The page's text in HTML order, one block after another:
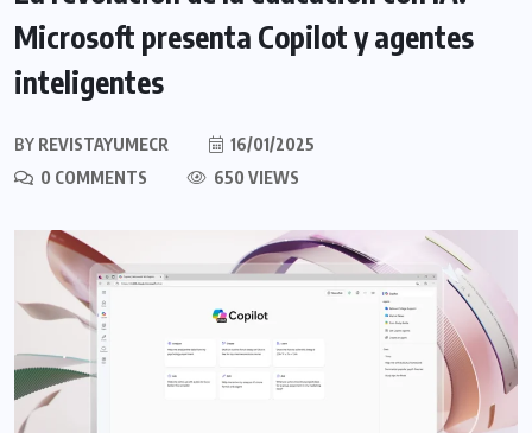
Microsoft presenta Copilot y agentes
inteligentes
BY REVISTAYUMECR
16/01/2025
0 COMMENTS
650 VIEWS